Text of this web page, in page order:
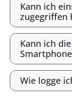
Kann ich
zugegriffen
Kann ich
Wie logge